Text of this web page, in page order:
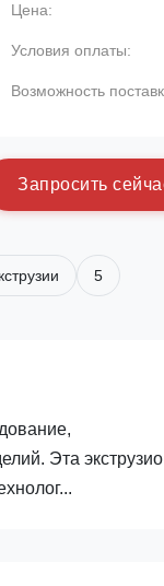
Цена:
Условия оплаты:
Возможность
Запросить сейча
5
Эта